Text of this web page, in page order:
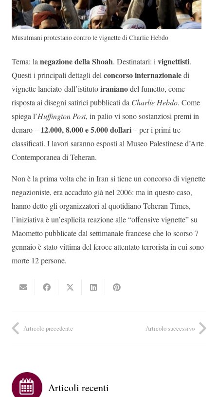
Musulmani protestano contro le vignette di Charlie Hebdo
Tema: la negazione della Shoah. Destinatari: i vignettisti.
Questi i principali dettagli del concorso internazionaledi
vignette lanciato dall’istitutoiranianodel fumetto, come
risposta ai disegni satirici pubblicati da Charlie Hebdo. Come
spiega l’Huffington Post, in palio vi sono sostanziosi premi in
denaro – 12.000, 8.000 e 5.000 dollari– per i primi tre
classificati. I lavori saranno esposti al Museo Palestinese d’Arte
Contemporanea di Teheran.
Non è la prima volta che in Iran si tiene un concorso di vignette
negazioniste, era accaduto già nel 2006: ma in questo caso,
hanno detto gli organizzatori al quotidiano Teheran Times,
l’iniziativa è un’esplicita reazione alle “offensive vignette” su
Maometto pubblicate dal settimanale francese che lo scorso 7
gennaio è stato vittima del feroce attentato terrorista in cui sono
morte 12 persone.
Articolo precedente Articolo successivo
Articoli recenti